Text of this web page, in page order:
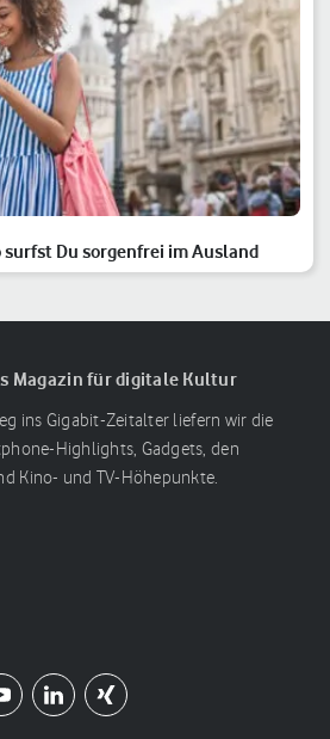
surfst Du sorgenfrei im Ausland
Magazin für digitale Kultur
ins Gigabit-Zeitalter liefern wir die
Highlights, Gadgets, den
Kino- und TV-Höhepunkte.